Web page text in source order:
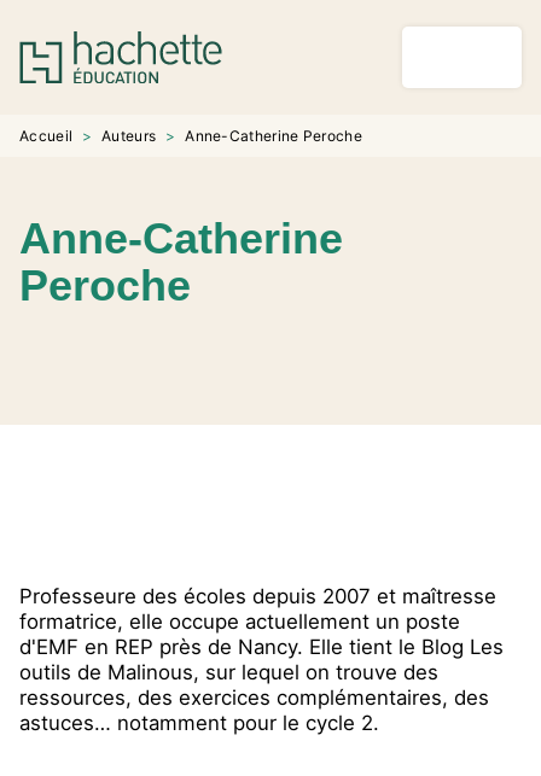
MENU RECHERCHE
PIED DE PAGE
Accueil > Auteurs > Anne-Catherine Peroche
Anne-Catherine
Peroche
Professeure des écoles depuis 2007 et maîtresse
formatrice, elle occupe actuellement un poste
d'EMF en REP près de Nancy. Elle tient le Blog Les
outils de Malinous, sur lequel on trouve des
ressources, des exercices complémentaires, des
astuces… notamment pour le cycle 2.